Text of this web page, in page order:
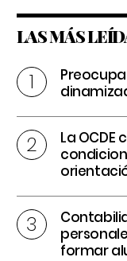
LAS MÁS
La
formar